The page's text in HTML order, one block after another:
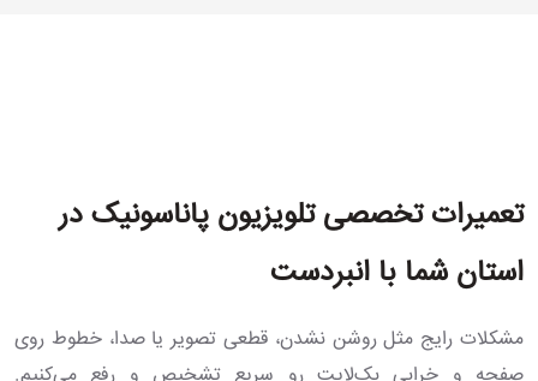
تعمیرات تخصصی تلویزیون پاناسونیک در
استان شما با انبردست
مشکلات رایج مثل روشن نشدن، قطعی تصویر یا صدا، خطوط روی